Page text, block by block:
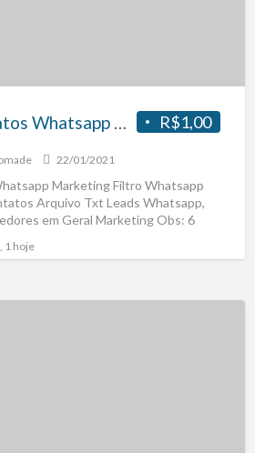
R$1,00
Filtro De Contatos Whatsapp Marketing
22/01/2021
Marketing Filtro Whatsapp
Arquivo Txt Leads Whatsapp,
em Geral Marketing Obs: 6
1 hoje